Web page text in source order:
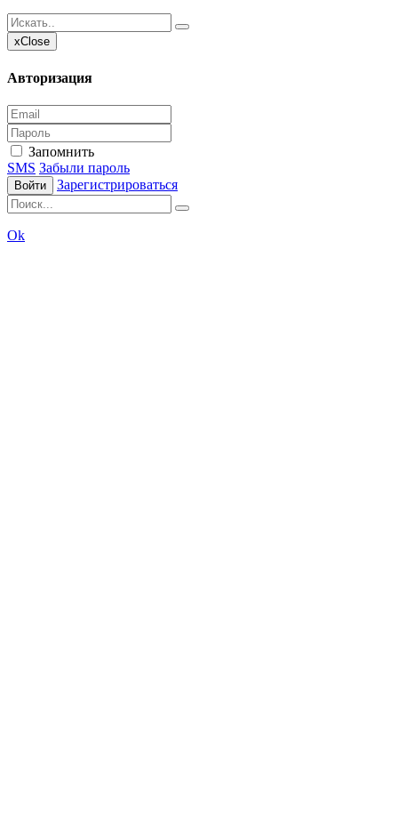
xClose
Авторизация
Запомнить
SMS Забыли пароль
Войти Зарегистрироваться
Ok